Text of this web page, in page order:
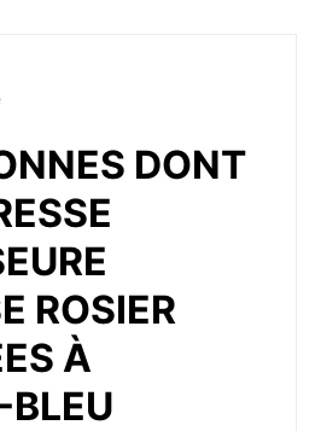
DONT
ROSIER
À